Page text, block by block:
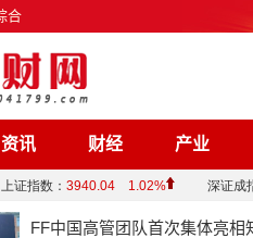
合
资讯 财经 产业
文化 娱乐
综合
FF中国高管团队首次集体亮相